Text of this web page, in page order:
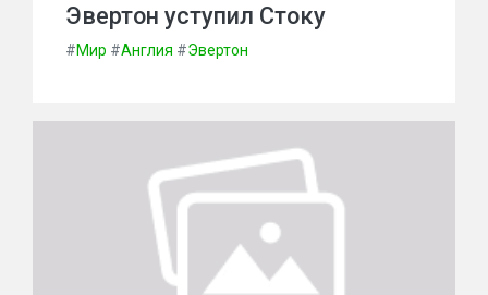
Эвертон уступил Стоку
#Мир #Англия #Эвертон